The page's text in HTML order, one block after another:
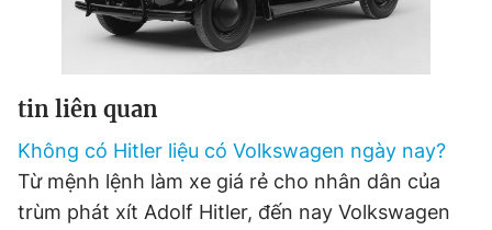
Đọc Thanh Niên trên điện thoại
Theo dõi báo trên
tin liên quan
Không có Hitler liệu có Volkswagen ngày nay?
Từ mệnh lệnh làm xe giá rẻ cho nhân dân của
trùm phát xít Adolf Hitler, đến nay Volkswagen